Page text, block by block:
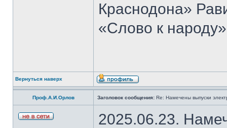
Краснодона»
«Слово к
Вернуться наверх
Проф.А.И.Орлов Заголовок сообщения: Re: Намечены выпуски
2025.06.23.